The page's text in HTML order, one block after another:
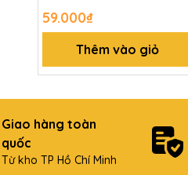
59.000₫
Thêm vào giỏ
Giao hàng toàn
quốc
Từ kho TP Hồ Chí Minh